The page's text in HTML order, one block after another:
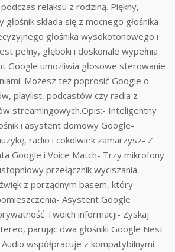
relaksu z rodziną. Piękny,
głośnik składa się z mocnego głośnika
głośnika wysokotonowego i
pełny, głęboki i doskonale wypełnia
Google umożliwia głosowe sterowanie
Możesz też poprosić Google o
playlist, podcastów czy radia z
streamingowych.Opis:- Inteligentny
i asystent domowy Google-
radio i cokolwiek zamarzysz- Z
Google i Voice Match- Trzy mikrofony
przełącznik wyciszania
z porządnym basem, który
Asystent Google
Twoich informacji- Zyskaj
parując dwa głośniki Google Nest
współpracuje z kompatybilnymi